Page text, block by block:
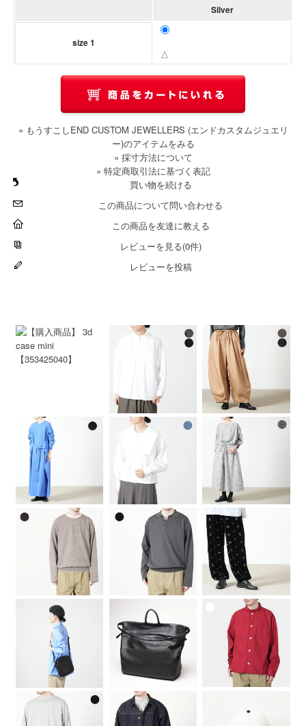
» 採寸方法について
» 特定商取引法に基づく表記
買い物を続ける
この商品について問い合わせる
この商品を友達に教える
レビューを見る(0件)
レビューを投稿
Silver
size 1
△
» もうすこしEND CUSTOM JEWELLERS (エンドカスタムジュエリ
ー)のアイテムをみる